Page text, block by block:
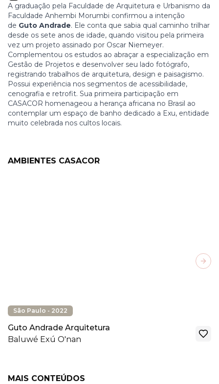
A graduação pela Faculdade de Arquitetura e Urbanismo da
Faculdade Anhembi Morumbi confirmou a intenção
de Guto Andrade. Ele conta que sabia qual caminho trilhar
desde os sete anos de idade, quando visitou pela primeira
vez um projeto assinado por Oscar Niemeyer.
Complementou os estudos ao abraçar a especialização em
Gestão de Projetos e desenvolver seu lado fotógrafo,
registrando trabalhos de arquitetura, design e paisagismo.
Possui experiência nos segmentos de acessibilidade,
cenografia e retrofit. Sua primeira participação em
CASACOR homenageou a herança africana no Brasil ao
contemplar um espaço de banho dedicado a Exu, entidade
muito celebrada nos cultos locais.
AMBIENTES CASACOR
São Paulo - 2022
Guto Andrade Arquitetura
Baluwé Exú O'nan
MAIS CONTEÚDOS